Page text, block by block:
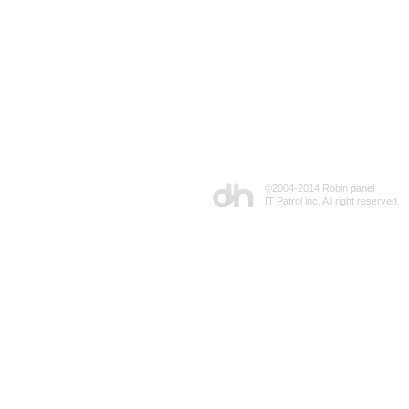
©2004-2014 Robin panel
IT Patrol inc. All right reserved.